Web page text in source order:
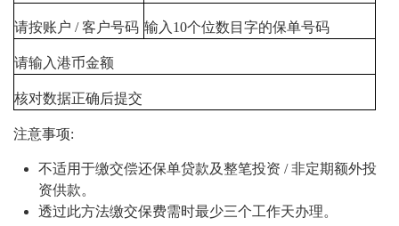
请按账户 / 客户号码 输入10个位数目字的保单号码
请输入港币金额
核对数据正确后提交
注意事项:
不适用于缴交偿还保单贷款及整笔投资 / 非定期额外投
资供款。
透过此方法缴交保费需时最少三个工作天办理。